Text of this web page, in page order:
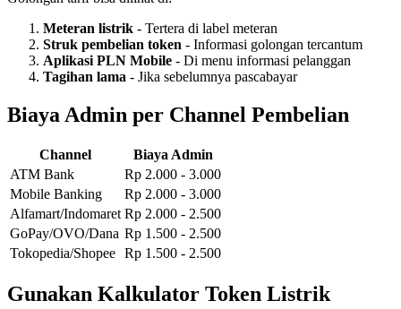
Meteran listrik - Tertera di label meteran
Struk pembelian token - Informasi golongan tercantum
Aplikasi PLN Mobile - Di menu informasi pelanggan
Tagihan lama - Jika sebelumnya pascabayar
Biaya Admin per Channel Pembelian
Channel
Biaya Admin
ATM Bank
Rp 2.000 - 3.000
Mobile Banking
Rp 2.000 - 3.000
Alfamart/Indomaret Rp 2.000 - 2.500
GoPay/OVO/Dana Rp 1.500 - 2.500
Tokopedia/Shopee Rp 1.500 - 2.500
Gunakan Kalkulator Token Listrik